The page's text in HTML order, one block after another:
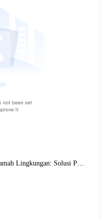
Perbandingan Kuku Berlian Imitasi Ramah Lingkungan: Solusi Premium untuk Pasar Kosmetik Global